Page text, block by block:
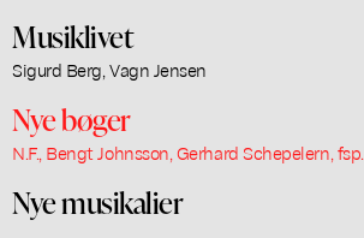
Musiklivet
Sigurd Berg, Vagn Jensen
Nye bøger
N.F., Bengt Johnsson, Gerhard Schepelern, fsp.
Nye musikalier